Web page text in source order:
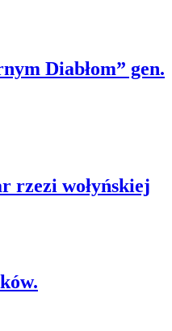
Diabłom” gen.
rzezi wołyńskiej